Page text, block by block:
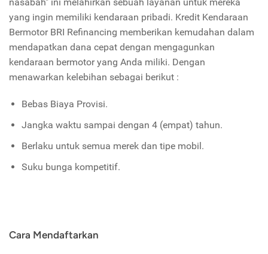
nasabah" ini melahirkan sebuah layanan untuk mereka
yang ingin memiliki kendaraan pribadi. Kredit Kendaraan
Bermotor BRI Refinancing memberikan kemudahan dalam
mendapatkan dana cepat dengan mengagunkan
kendaraan bermotor yang Anda miliki. Dengan
menawarkan kelebihan sebagai berikut :
Bebas Biaya Provisi.
Jangka waktu sampai dengan 4 (empat) tahun.
Berlaku untuk semua merek dan tipe mobil.
Suku bunga kompetitif.
Cara Mendaftarkan